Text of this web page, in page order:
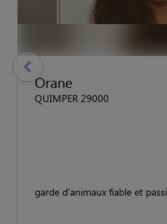
Orane
QUIMPER 29000
garde d'animaux fiable et
previous